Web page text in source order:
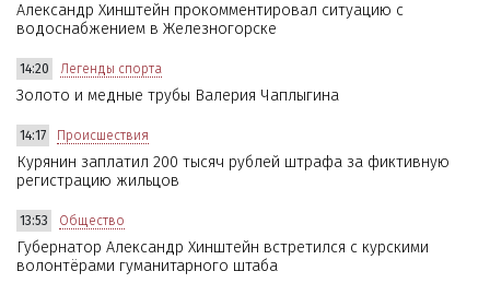
Александр Хинштейн прокомментировал ситуацию с
водоснабжением в Железногорске
14:20 Легенды спорта
Золото и медные трубы Валерия Чаплыгина
14:17 Происшествия
Курянин заплатил 200 тысяч рублей штрафа за фиктивную
регистрацию жильцов
13:53 Общество
Губернатор Александр Хинштейн встретился с курскими
волонтёрами гуманитарного штаба